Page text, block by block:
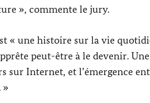
», commente le jury.
« une histoire sur la vie
peut-être à le devenir.
sur Internet, et l’émergence
»